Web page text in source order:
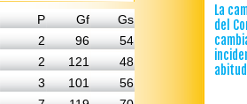
P Gf
Gs
2 96
54
2 121
48
3 101
56
La
del